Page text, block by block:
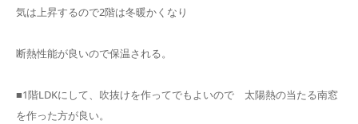
気は上昇するので2階は冬暖かくなり
断熱性能が良いので保温される。
■1階LDKにして、吹抜けを作ってでもよいので 太陽熱の当たる南窓
を作った方が良い。